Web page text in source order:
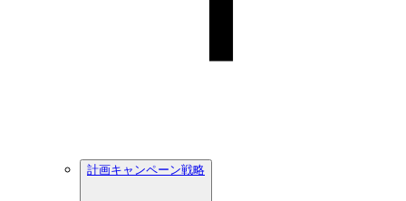
計画キャンペーン戦略